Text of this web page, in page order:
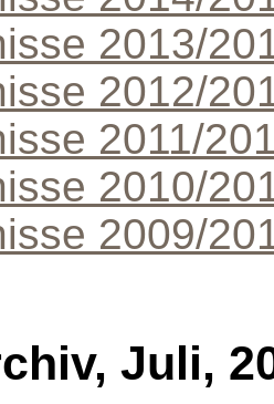
2013/
2012/
2011/
2010/
2009/
Juli,